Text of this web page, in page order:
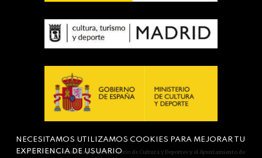
Actividad subvencionada por el Ministerio de Cultura y Deportes y el Ayuntamiento de
NECESITAMOS UTILIZAMOS COOKIES PARA MEJORAR TU
EXPERIENCIA DE USUARIO